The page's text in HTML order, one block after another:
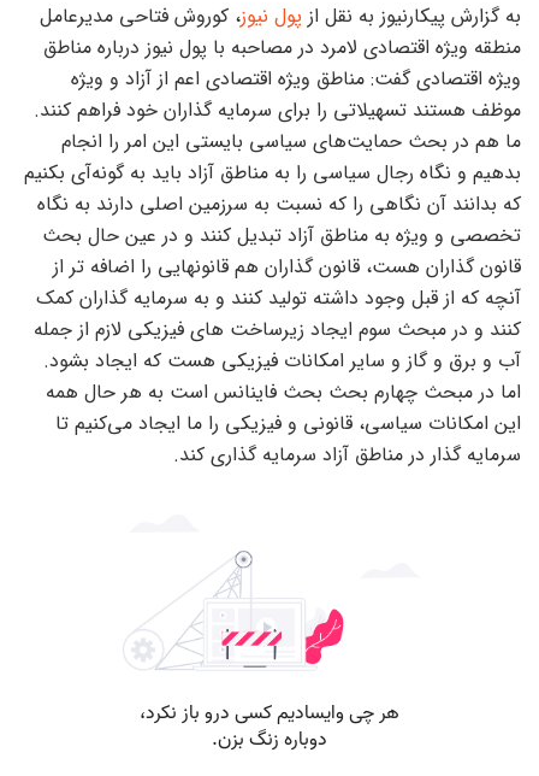
به گزارش پیکارنیوز به نقل از پول نیوز، کوروش فتاحی مدیرعامل
منطقه ویژه اقتصادی لامرد در مصاحبه با پول نیوز درباره مناطق
ویژه اقتصادی گفت: مناطق ویژه اقتصادی اعم از آزاد و ویژه
موظف هستند تسهیلاتی را برای سرمایه گذاران خود فراهم کنند.
ما هم در بحث حمایت‌های سیاسی بایستی این امر را انجام
بدهیم و نگاه رجال سیاسی را به مناطق آزاد باید به گونه‌آی بکنیم
که بدانند آن نگاهی را که نسبت به سرزمین اصلی دارند به نگاه
تخصصی و ویژه به مناطق آزاد تبدیل کنند و در عین حال بحث
قانون گذاران هست، قانون گذاران هم قانونهایی را اضافه تر از
آنچه که از قبل وجود داشته تولید کنند و به سرمایه گذاران کمک
کنند و در مبحث سوم ایجاد زیرساخت های فیزیکی لازم از جمله
آب و برق و گاز و سایر امکانات فیزیکی هست که ایجاد بشود.
اما در مبحث چهارم بحث بحث فاینانس است به هر حال همه
این امکانات سیاسی، قانونی و فیزیکی را ما ایجاد می‌کنیم تا
سرمایه گذار در مناطق آزاد سرمایه گذاری کند.